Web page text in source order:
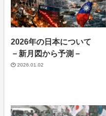
2026年の日本について
－新月図から予測－
2026.01.02